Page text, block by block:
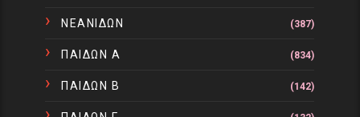
ΝΕΑΝΙΔΩΝ (387)
ΠΑΙΔΩΝ Α (834)
ΠΑΙΔΩΝ Β (142)